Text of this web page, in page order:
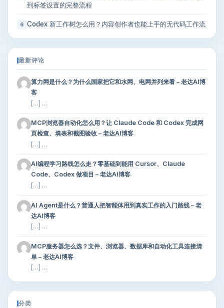
到标签设置的完整流程
6 Codex 新工作树怎么用？内容创作者也能上手的无代码工作流
最新评论
算力网是什么？为什么国家把它和水网、电网并列来看 – 老达AI博
客
[…] …
MCP浏览器自动化怎么用？让 Claude Code 和 Codex 完成网
页检查、填表和截图验收 – 老达AI博客
[…] …
AI编程学习路线怎么走？零基础到能用 Cursor、Claude
Code、Codex 做项目 – 老达AI博客
[…] …
AI Agent是什么？普通人把智能体用到真实工作的入门路线 – 老
达AI博客
[…] …
MCP服务器怎么选？文件、浏览器、数据库和自动化工具连接清
单 – 老达AI博客
[…] …
分类